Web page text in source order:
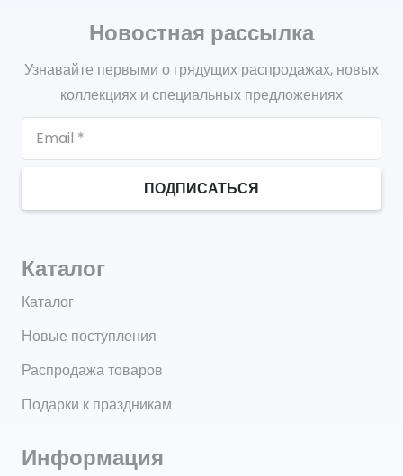
Новостная рассылка
Узнавайте первыми о грядущих распродажах, новых
коллекциях и специальных предложениях
ПОДПИСАТЬСЯ
Каталог
Каталог
Новые поступления
Распродажа товаров
Подарки к праздникам
Информация